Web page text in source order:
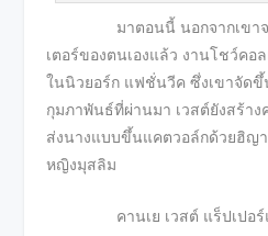
มาตอนนี้ นอกจากเขาจะล
เตอร์ของตนเองแล้ว งานโชว์คอ
ในนิวยอร์ก แฟชั่นวีค ซึ่งเขาจัดขึ้
กุมภาพันธ์ที่ผ่านมา เวสต์ยังสร้าง
ส่งนางแบบขึ้นแคตวอล์กด้วยฮิญ
หญิงมุสลิม
คานเย เวสต์ แร็ปเปอร์แล